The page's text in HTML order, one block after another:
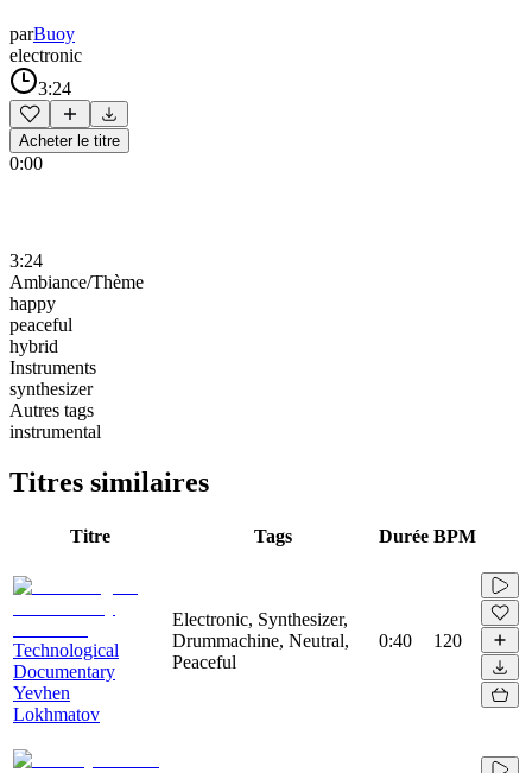
parBuoy
electronic
3:24
Acheter le titre
0:00
3:24
Ambiance/Thème
happy
peaceful
hybrid
Instruments
synthesizer
Autres tags
instrumental
Titres similaires
Titre Tags Durée BPM
Technological
Documentary
Yevhen
Lokhmatov
Electronic, Synthesizer,
Drummachine, Neutral,
Peaceful
0:40 120